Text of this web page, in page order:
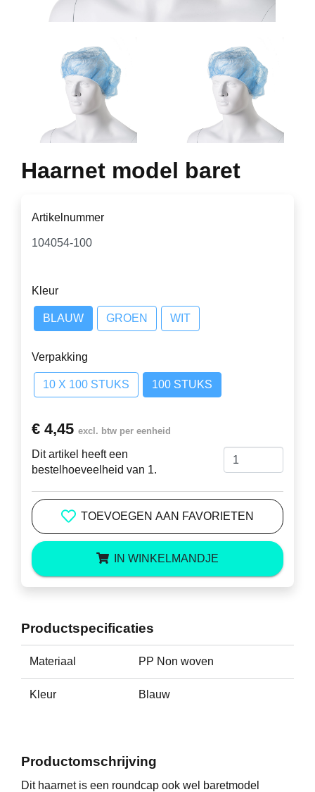
Haarnet model baret
Artikelnummer
Kleur
BLAUW GROEN WIT
Verpakking
10 X 100 STUKS 100 STUKS
€ 4,45 excl. btw per eenheid
Dit artikel heeft een
bestelhoeveelheid van 1.
TOEVOEGEN AAN FAVORIETEN
IN WINKELMANDJE
Productomschrijving
Dit haarnet is een roundcap ook wel baretmodel
Productspecificaties
Materiaal PP Non woven
Kleur Blauw